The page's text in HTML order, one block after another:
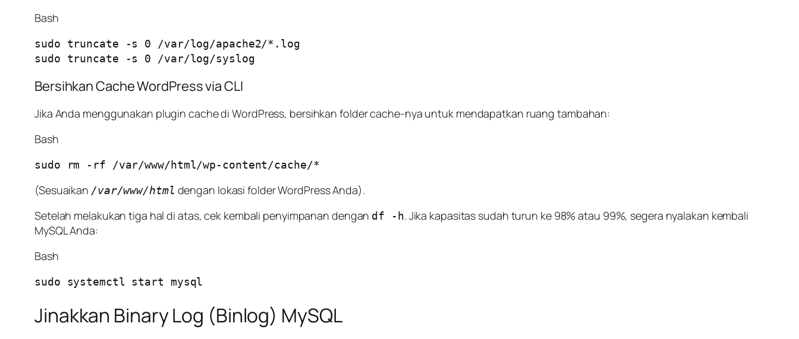
Bash
sudo truncate -s 0 /var/log/apache2/*.log
Bersihkan Cache WordPress via CLI
Jika Anda menggunakan plugin cache di WordPress, bersihkan folder cache-nya untuk mendapatkan ruang tambahan:
Bash
(Sesuaikan /var/www/html dengan lokasi folder WordPress Anda).
Setelah melakukan tiga hal di atas, cek kembali penyimpanan dengan df -h. Jika kapasitas sudah turun ke 98% atau 99%, segera nyalakan kembali
MySQL Anda:
Bash
Jinakkan Binary Log (Binlog) MySQL